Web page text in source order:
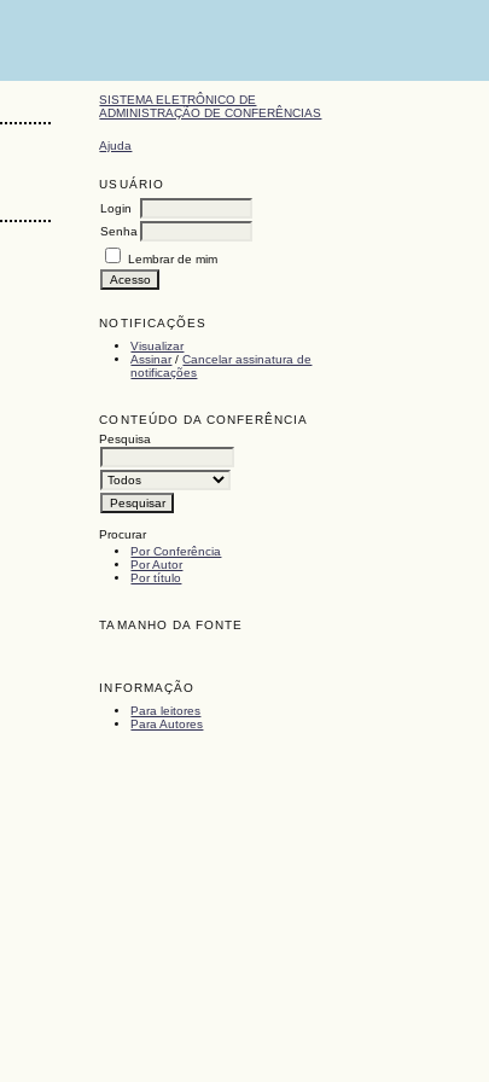
SISTEMA ELETRÔNICO DE
ADMINISTRAÇÃO DE CONFERÊNCIAS
Ajuda
USUÁRIO
Login
Senha
Lembrar de mim
NOTIFICAÇÕES
Visualizar
Assinar/Cancelar assinatura de
notificações
CONTEÚDO DA CONFERÊNCIA
Pesquisa
Procurar
Por Conferência
Por Autor
Por título
TAMANHO DA FONTE
INFORMAÇÃO
Para leitores
Para Autores